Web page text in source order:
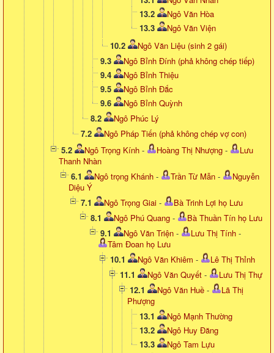
13.2
Ngô Văn Hòa
13.3
Ngô Văn Viện
10.2
Ngô Văn Liệu (sinh 2 gái)
9.3
Ngô Bỉnh Đính (phả không chép tiếp)
9.4
Ngô Bỉnh Thiệu
9.5
Ngô Bỉnh Đắc
9.6
Ngô Bỉnh Quỳnh
8.2
Ngô Phúc Lý
7.2
Ngô Pháp Tiến (phả không chép vợ con)
5.2
Ngô Trọng Kính - Hoàng Thị Nhượng -
Lưu
Thanh Nhàn
6.1
Ngô trọng Khánh - Trần Từ Mẫn -
Nguyễn
Diệu Ý
7.1
Ngô Trọng Giai -
Bà Trinh Lợi họ Lưu
8.1
Ngô Phú Quang -
Bà Thuần Tín họ Lưu
9.1
Ngô Văn Triện - Lưu Thị Tính -
Tâm Đoan họ Lưu
10.1
Ngô Văn Khiêm -
Lê Thị Thỉnh
11.1
Ngô Văn Quyết -
Lưu Thị Thự
12.1
Ngô Văn Huề -
Lã Thị
Phượng
13.1
Ngô Mạnh Thường
13.2
Ngô Huy Đăng
13.3
Ngô Tam Lựu